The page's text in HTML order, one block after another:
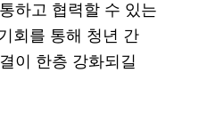
하고 협력할 수 있는
회를 통해 청년 간
이 한층 강화되길